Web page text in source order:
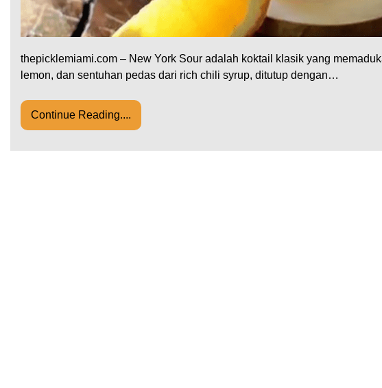
thepicklemiami.com – New York Sour adalah koktail klasik yang
lemon, dan sentuhan pedas dari rich chili syrup, ditutup dengan…
Continue Reading....